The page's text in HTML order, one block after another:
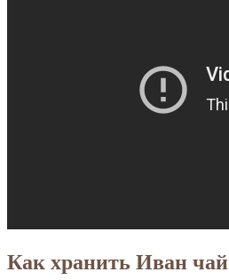
Как хранить Иван чай